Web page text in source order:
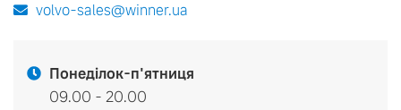
volvo-sales@winner.ua
Понеділок-п'ятниця
09.00 - 20.00